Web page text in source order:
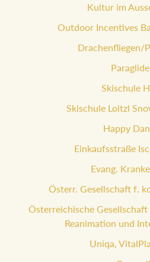
Kultur im
Outdoor Incentives
Drachenfliegen/
Skischule
Skischule Loitzl
Happy
Einkaufsstraße
Evang.
Österr. Gesellschaft f.
Österreichische Gesellschaft
Reanimation und
Uniqa,